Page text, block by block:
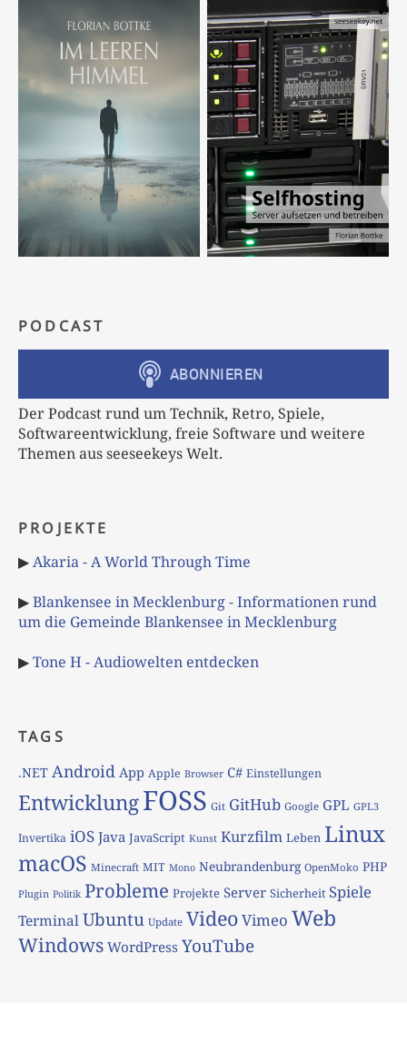
PODCAST
Der Podcast rund um Technik, Retro, Spiele,
Softwareentwicklung, freie Software und weitere
Themen aus seeseekeys Welt.
PROJEKTE
▶Akaria - A World Through Time
▶Blankensee in Mecklenburg - Informationen rund
um die Gemeinde Blankensee in Mecklenburg
▶Tone H - Audiowelten entdecken
TAGS
.NET Android App Apple Browser C# Einstellungen
EntwicklungFOSS Git GitHub Google GPL GPL3
Invertika iOS Java JavaScript Kunst Kurzfilm Leben Linux
macOS Minecraft MIT Mono Neubrandenburg OpenMoko PHP
Plugin Politik Probleme Projekte Server Sicherheit Spiele
TerminalUbuntu Update VideoVimeo Web
Windows WordPress YouTube